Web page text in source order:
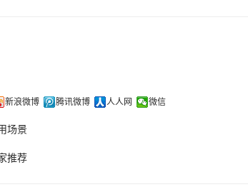
新浪微博 腾讯微博 人人网 微信
场景
推荐